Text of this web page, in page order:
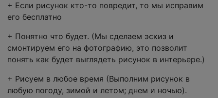
+ Если рисунок кто-то повредит, то мы исправим
его бесплатно
+ Понятно что будет. (Мы сделаем эскиз и
смонтируем его на фотографию, это позволит
понять как будет выглядеть рисунок в интерьере.)
+ Рисуем в любое время (Выполним рисунок в
любую погоду, зимой и летом; днем и ночью).